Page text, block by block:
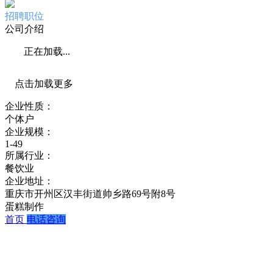
招聘职位
公司介绍
正在加载...
点击加载更多
企业性质：
个体户
企业规模：
1-49
所属行业：
餐饮业
企业地址：
重庆市开州区汉丰街道帅乡路69号附8号
蛋糕制作
首页 电话咨询